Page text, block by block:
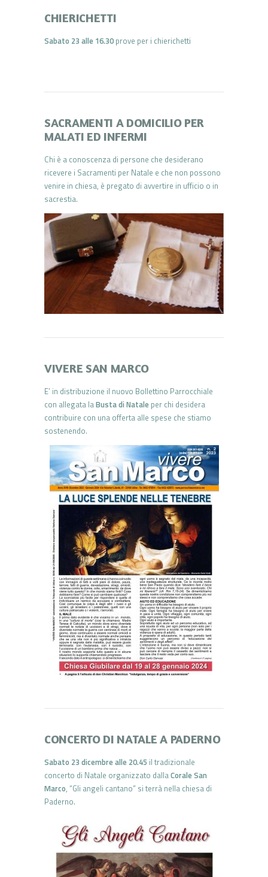
CHIERICHETTI
Sabato 23 alle 16.30 prove per i chierichetti
SACRAMENTI A DOMICILIO PER
MALATI ED INFERMI
Chi è a conoscenza di persone che desiderano
ricevere i Sacramenti per Natale e che non possono
venire in chiesa, è pregato di avvertire in ufficio o in
sacrestia.
VIVERE SAN MARCO
E’ in distribuzione il nuovo Bollettino Parrocchiale
con allegata laBusta di Natale per chi desidera
contribuire con una offerta alle spese che stiamo
sostenendo.
CONCERTO DI NATALE A PADERNO
Sabato 23 dicembre alle 20.45 il tradizionale
concerto di Natale organizzato dallaCorale San
Marco, “Gli angeli cantano” si terrà nella chiesa di
Paderno.